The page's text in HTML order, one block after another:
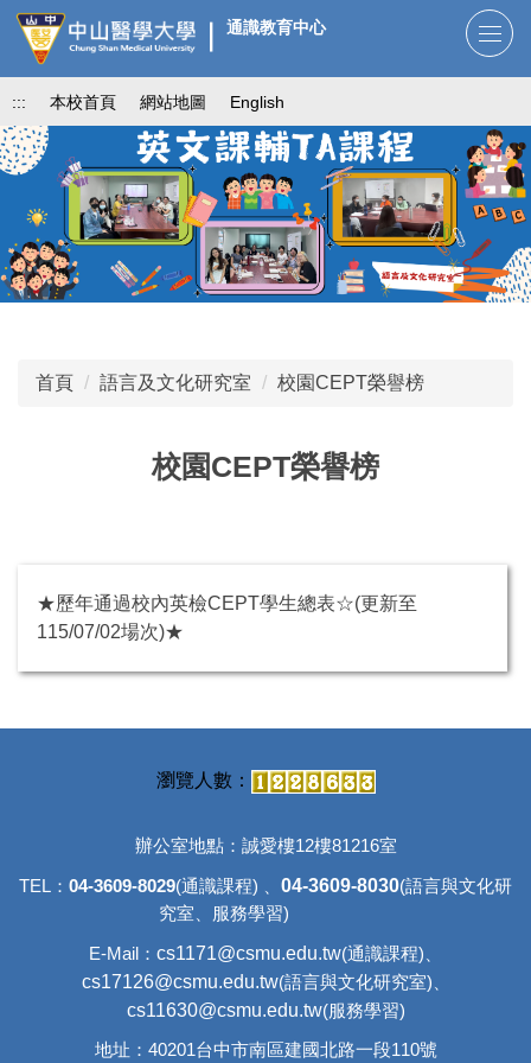
跳
到
主
要
內
容
通識教育中心
::: 本校首頁 網站地圖 English
首頁 語言及文化研究室 校園CEPT榮譽榜
校園CEPT榮譽榜
★歷年通過校內英檢CEPT學生總表☆(更新至
115/07/02場次)★
辦公室地點：誠愛樓12樓81216室
TEL： 04-3609-8029(通識課程) 、 04-3609-8030(語言與文化研
究室、 服務學習)
E-Mail： cs1171@csmu.edu.tw(通識課程)、
cs17126@csmu.edu.tw(語言與文化研究室)、
cs11630@csmu.edu.tw(服務學習)
地址：40201台中市南區建國北路一段110號